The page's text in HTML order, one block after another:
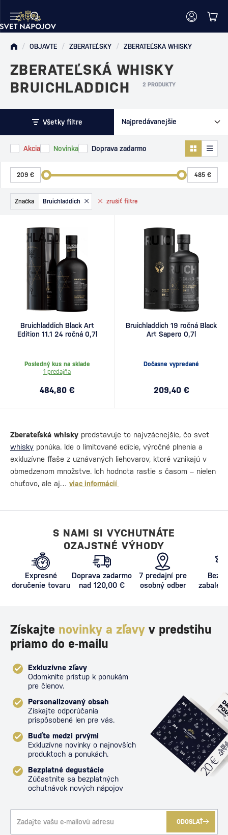
/ OBJAVTE / ZBERATEĽSKÝ / ZBERATEĽSKÁ WHISKY
ZBERATEĽSKÁ WHISKY
BRUICHLADDICH
2 PRODUKTY
Všetky filtre
Akcia Novinka Doprava zadarmo
zrušiť filtre
Značka Bruichladdich
Bruichladdich Black Art
Edition 11.1 24 ročná 0,7l
Posledný kus na sklade
1 predajňa
484,80 €
Bruichladdich 19 ročná Black
Art Sapero 0,7l
Dočasne vypredané
209,40 €
Zberateľská whisky predstavuje to najvzácnejšie, čo svet
whisky ponúka. Ide o limitované edície, výročné plnenia a
exkluzívne fľaše z uznávaných liehovarov, ktoré vznikajú v
obmedzenom množstve. Ich hodnota rastie s časom – nielen
chuťovo, ale aj… viac informácií
S NAMI SI VYCHUTNÁTE
OZAJSTNÉ VÝHODY
Expresné
doručenie tovaru
Doprava zadarmo
nad 120,00 €
7 predajní pre
osobný odber
Získajte novinky a zľavy v predstihu
priamo do e-mailu
Exkluzívne zľavy
Odomknite prístup k ponukám
pre členov.
Personalizovaný obsah
Získajte odporúčania
prispôsobené len pre vás.
Buďte medzi prvými
Exkluzívne novinky o najnovších
produktoch a ponukách.
Bezplatné degustácie
Zúčastnite sa bezplatných
ochutnávok nových nápojov
ODOSLAŤ